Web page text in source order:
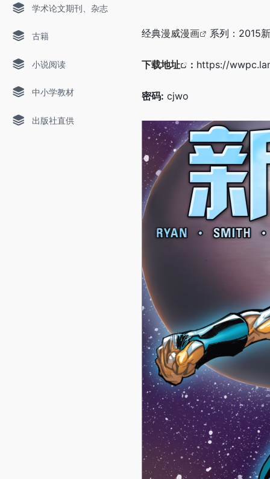
学术论文期刊、杂志
古籍
小说阅读
中小学教材
出版社直供
经典漫威漫画 系列：2015
下载地址 : https://
密码: cjwo